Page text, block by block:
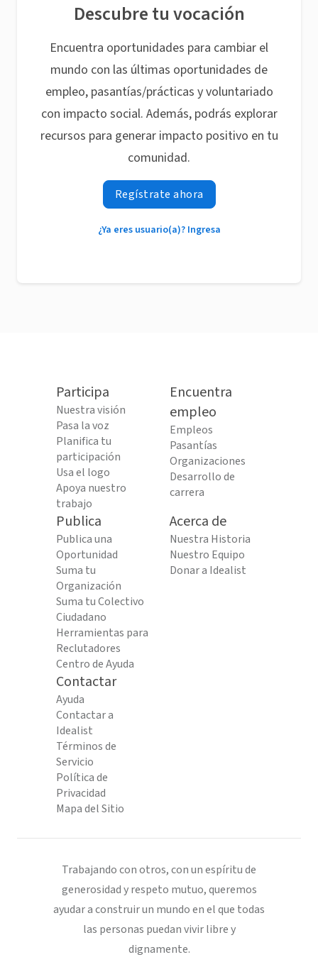
Descubre tu vocación
Encuentra oportunidades para cambiar el
mundo con las últimas oportunidades de
empleo, pasantías/prácticas y voluntariado
con impacto social. Además, podrás explorar
recursos para generar impacto positivo en tu
comunidad.
Regístrate ahora
¿Ya eres usuario(a)? Ingresa
Participa
Nuestra visión
Pasa la voz
Planifica tu
participación
Usa el logo
Apoya nuestro
trabajo
Encuentra
empleo
Empleos
Pasantías
Organizaciones
Desarrollo de
carrera
Publica
Publica una
Oportunidad
Suma tu
Organización
Suma tu Colectivo
Ciudadano
Herramientas para
Reclutadores
Centro de Ayuda
Acerca de
Nuestra Historia
Nuestro Equipo
Donar a Idealist
Contactar
Ayuda
Contactar a
Idealist
Términos de
Servicio
Política de
Privacidad
Mapa del Sitio
Trabajando con otros, con un espíritu de
generosidad y respeto mutuo, queremos
ayudar a construir un mundo en el que todas
las personas puedan vivir libre y
dignamente.